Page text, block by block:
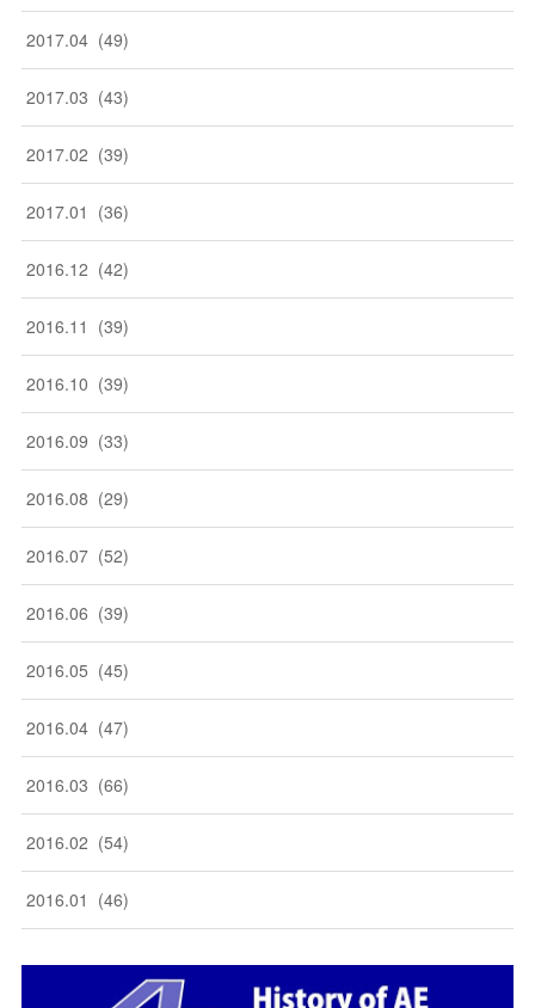
2017.04 (49)
2017.03 (43)
2017.02 (39)
2017.01 (36)
2016.12 (42)
2016.11 (39)
2016.10 (39)
2016.09 (33)
2016.08 (29)
2016.07 (52)
2016.06 (39)
2016.05 (45)
2016.04 (47)
2016.03 (66)
2016.02 (54)
2016.01 (46)